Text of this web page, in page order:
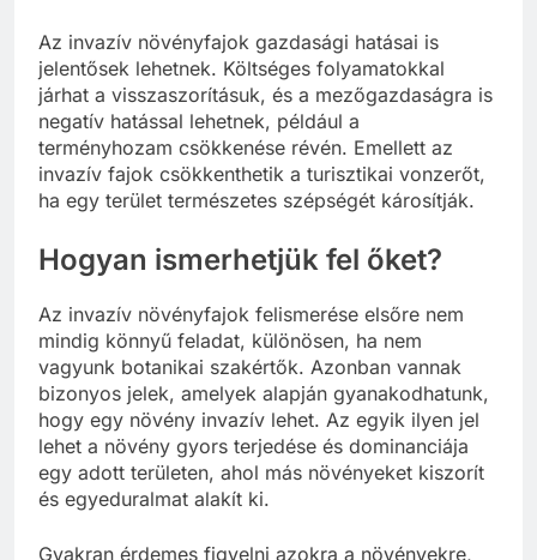
Az invazív növényfajok gazdasági hatásai is
jelentősek lehetnek. Költséges folyamatokkal
járhat a visszaszorításuk, és a mezőgazdaságra is
negatív hatással lehetnek, például a
terményhozam csökkenése révén. Emellett az
invazív fajok csökkenthetik a turisztikai vonzerőt,
ha egy terület természetes szépségét károsítják.
Hogyan ismerhetjük fel őket?
Az invazív növényfajok felismerése elsőre nem
mindig könnyű feladat, különösen, ha nem
vagyunk botanikai szakértők. Azonban vannak
bizonyos jelek, amelyek alapján gyanakodhatunk,
hogy egy növény invazív lehet. Az egyik ilyen jel
lehet a növény gyors terjedése és dominanciája
egy adott területen, ahol más növényeket kiszorít
és egyeduralmat alakít ki.
Gyakran érdemes figyelni azokra a növényekre,